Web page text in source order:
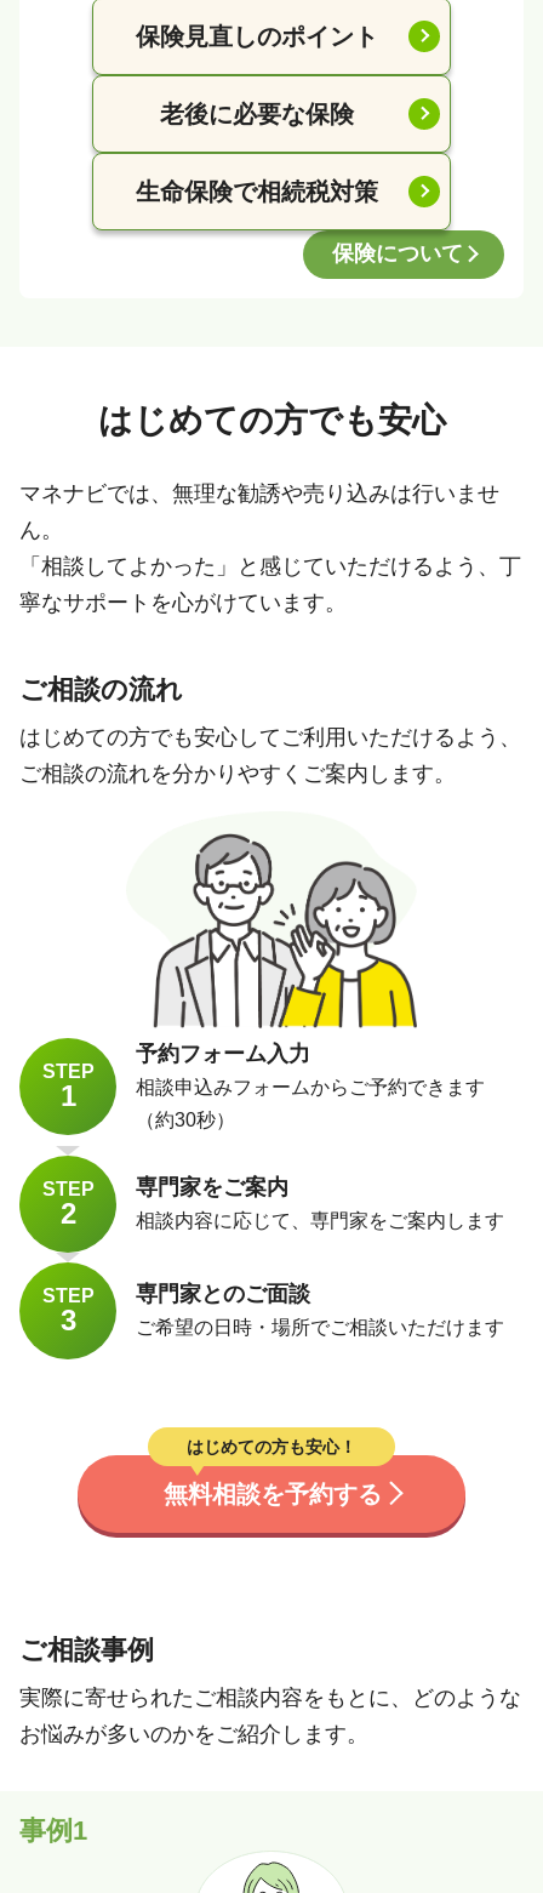
保険見直しのポイント
老後に必要な保険
生命保険で相続税対策
保険について
はじめての方でも安心
マネナビでは、無理な勧誘や売り込みは行いませ
ん。
「相談してよかった」と感じていただけるよう、丁
寧なサポートを心がけています。
ご相談の流れ
はじめての方でも安心してご利用いただけるよう、
ご相談の流れを分かりやすくご案内します。
STEP
1
予約フォーム入力
相談申込みフォームからご予約できます
（約30秒）
STEP
2
専門家をご案内
相談内容に応じて、専門家をご案内します
STEP
3
専門家とのご面談
ご希望の日時・場所でご相談いただけます
はじめての方も安心！
無料相談を予約する
ご相談事例
実際に寄せられたご相談内容をもとに、どのような
お悩みが多いのかをご紹介します。
事例1